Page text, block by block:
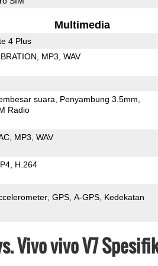
Multimedia
4 Plus
MP3 WAV
suara
Penyambung 3.5mm
Radio
MP3 WAV
H.264
GPS A-GPS Kedekatan
Vivo vivo V7